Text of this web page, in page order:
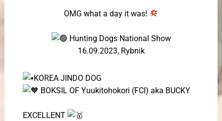
OMG what a day it was!
Hunting Dogs National Show
16.09.2023, Rybnik
KOREA JINDO DOG
BOKSIL OF Yuukitohokori (FCI) aka BUCKY
EXCELLENT